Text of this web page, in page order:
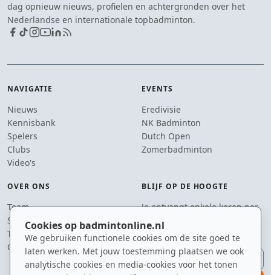
Cookies op badmintonline.nl
We gebruiken functionele cookies om de site goed te
laten werken. Met jouw toestemming plaatsen we ook
analytische cookies en media-cookies voor het tonen
dag opnieuw nieuws, profielen en achtergronden over het
Nederlandse en internationale topbadminton.
NAVIGATIE
Nieuws
Kennisbank
Spelers
Clubs
Video's
EVENTS
Eredivisie
NK Badminton
Dutch Open
Zomerbadminton
OVER ONS
Team
Supporters
Tip de redactie
Contact
BLIJF OP DE HOOGTE
Je ontvangt enkele keren per
jaar een e-mail met het
laatste badmintonnieuws.
E-mailadres